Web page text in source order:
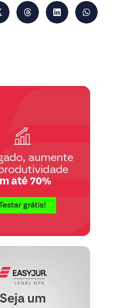
novo), criou, para o
de pudor que
regimes autoritários, a
provar a sua
(…). Precedentes."
e justificativa
do
– CAUSA AO
ILEGAL, QUE
SENTENÇA
QUE
O REGIME
CUMPRIMENTO
DETRAÇÃO PENAL.
QUE A
O REGIME INICIAL,
EM SEU ARTIGO 2º,
COM A LEI 11464/07,
PROGRESSIVO,
INCLUSIVE A
NO REGIME
A ORDEM
PELA
DA JUSTIÇA, E A